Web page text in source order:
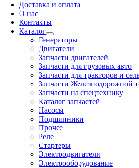
Доставка и оплата
О нас
Контакты
Каталог
Генераторы
Двигатели
Запчасти двигателей
Запчасти для грузовых авто
Запчасти для тракторов и
Запчасти Железнодорожной
Запчасти на спецтехнику
Каталог запчастей
Насосы
Подшипники
Прочее
Реле
Стартеры
Электродвигатели
Электрооборудование